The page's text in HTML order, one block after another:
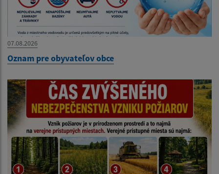
07.08.2026
Oznam pre obyvateľov obce